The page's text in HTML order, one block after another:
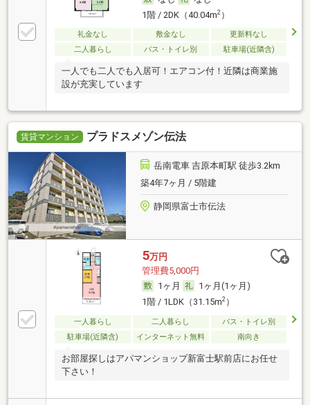
1階 / 2DK（40.04m2）
礼金なし 敷金なし
更新料なし
二人暮らし
バス・トイレ別 駐車場(近隣含)
一人でも二人でも入居可！エアコン付！近隣は商業施
設が充実しています
賃貸マンション プラドスメゾン伝法
岳南電車 吉原本町駅 徒歩3.2km
築4年7ヶ月 / 5階建
静岡県富士市伝法
5万円
管理費5,000円
1ヶ月
1ヶ月(1ヶ月)
1階 / 1LDK（31.15m2）
一人暮らし 二人暮らし
バス・トイレ別
駐車場(近隣含)
インターネット無料 南向き
お部屋探しはアパマンショップ新富士駅前店にお任せ
下さい！